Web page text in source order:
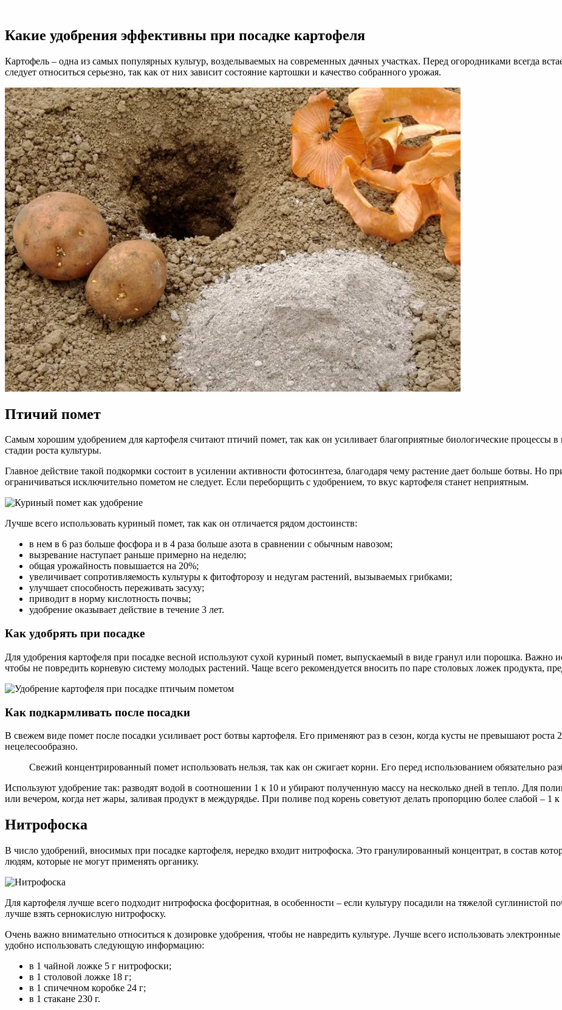
картофеля:
посадке
и
нее
Какие удобрения эффективны при посадке картофеля
Картофель – одна из самых популярных культур, возделываемых на современных дачных участках. Перед огородниками всегда
следует относиться серьезно, так как от них зависит состояние картошки и качество собранного урожая.
Птичий помет
Самым хорошим удобрением для картофеля считают птичий помет, так как он усиливает благоприятные биологические процессы
стадии роста культуры.
Главное действие такой подкормки состоит в усилении активности фотосинтеза, благодаря чему растение дает больше ботвы. Но
ограничиваться исключительно пометом не следует. Если переборщить с удобрением, то вкус картофеля станет неприятным.
Лучше всего использовать куриный помет, так как он отличается рядом достоинств:
в нем в 6 раз больше фосфора и в 4 раза больше азота в сравнении с обычным навозом;
вызревание наступает раньше примерно на неделю;
общая урожайность повышается на 20%;
увеличивает сопротивляемость культуры к фитофторозу и недугам растений, вызываемых грибками;
улучшает способность переживать засуху;
приводит в норму кислотность почвы;
удобрение оказывает действие в течение 3 лет.
Как удобрять при посадке
Для удобрения картофеля при посадке весной используют сухой куриный помет, выпускаемый в виде гранул или порошка. Важно
чтобы не повредить корневую систему молодых растений. Чаще всего рекомендуется вносить по паре столовых ложек продукта,
Как подкармливать после посадки
В свежем виде помет после посадки усиливает рост ботвы картофеля. Его применяют раз в сезон, когда кусты не превышают
нецелесообразно.
Свежий концентрированный помет использовать нельзя, так как он сжигает корни. Его перед использованием обязательно
Используют удобрение так: разводят водой в соотношении 1 к 10 и убирают полученную массу на несколько дней в тепло. Для
или вечером, когда нет жары, заливая продукт в междурядье. При поливе под корень советуют делать пропорцию более слабой – 1 к
Нитрофоска
В число удобрений, вносимых при посадке картофеля, нередко входит нитрофоска. Это гранулированный концентрат, в состав
людям, которые не могут применять органику.
Для картофеля лучше всего подходит нитрофоска фосфоритная, в особенности – если культуру посадили на тяжелой суглинистой
лучше взять сернокислую нитрофоску.
Очень важно внимательно относиться к дозировке удобрения, чтобы не навредить культуре. Лучше всего использовать
удобно использовать следующую информацию:
в 1 чайной ложке 5 г нитрофоски;
в 1 столовой ложке 18 г;
в 1 спичечном коробке 24 г;
в 1 стакане 230 г.